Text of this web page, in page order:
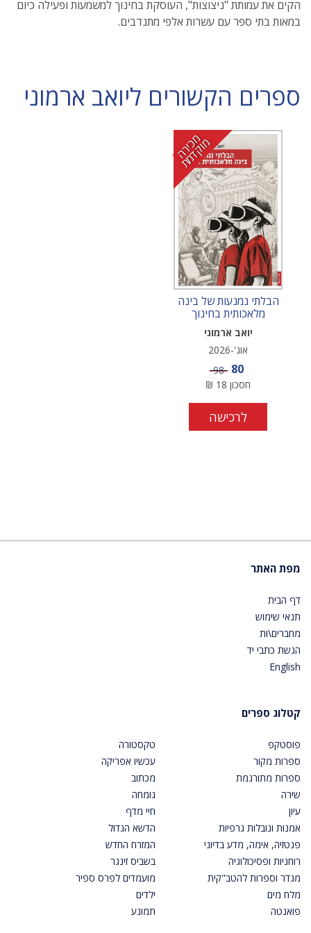
הקים את עמותת "ניצוצות", העוסקת בחינוך למשמעות ופעילה כיום
במאות בתי ספר עם עשרות אלפי מתנדבים.
ספרים הקשורים ליואב ארמוני
מ
כ
י
ר
ה
מ
ו
ק
ד
מ
ת
הבלתי נמנעות של בינה
מלאכותית בחינוך
יואב ארמוני
אוג'-2026
מחיר מבצע
80 מחיר
98
חסכון 18
₪
לרכישה
מפת האתר
דף הבית
תנאי שימוש
מחברים\ות
הגשת כתבי יד
English
קטלוג ספרים
פוסטקפ
ספרות מקור
ספרות מתורגמת
שירה
עיון
אמנות ונובלות גרפיות
פנטזיה, אימה, מדע בדיוני
רוחניות ופסיכולוגיה
מגדר וספרות להטב"קית
מלח מים
פואנטה
טקסטורה
עכשיו אפריקה
מכתוב
גומחה
חיי מדף
הדשא הגדול
המזרח החדש
בשביס זינגר
מועמדים לפרס ספיר
ילדים
תמונע